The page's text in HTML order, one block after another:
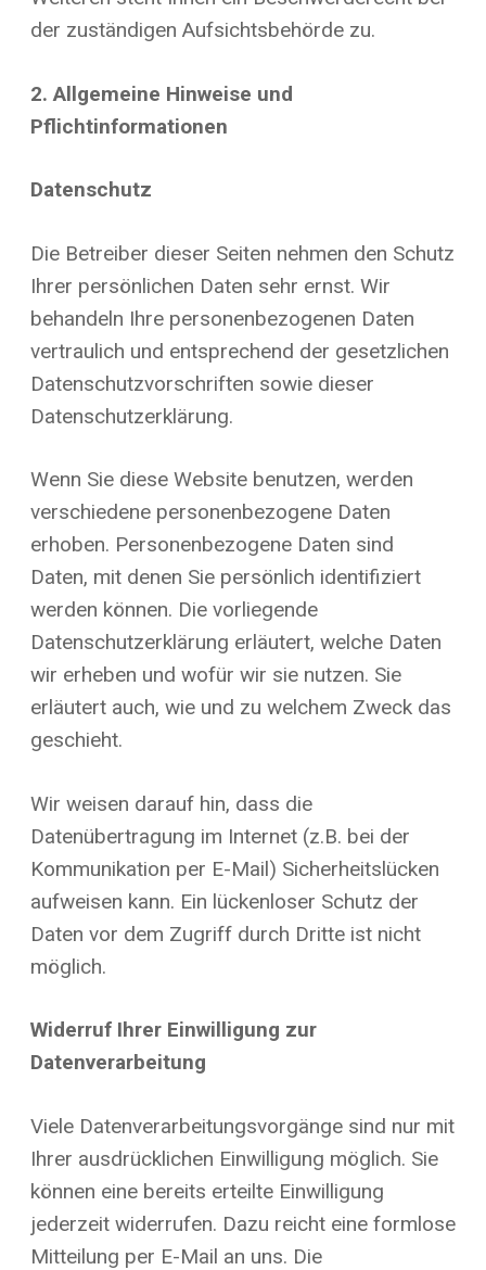
der zuständigen Aufsichtsbehörde zu.
2. Allgemeine Hinweise und
Pflichtinformationen
Datenschutz
Die Betreiber dieser Seiten nehmen den Schutz
Ihrer persönlichen Daten sehr ernst. Wir
behandeln Ihre personenbezogenen Daten
vertraulich und entsprechend der gesetzlichen
Datenschutzvorschriften sowie dieser
Datenschutzerklärung.
Wenn Sie diese Website benutzen, werden
verschiedene personenbezogene Daten
erhoben. Personenbezogene Daten sind
Daten, mit denen Sie persönlich identifiziert
werden können. Die vorliegende
Datenschutzerklärung erläutert, welche Daten
wir erheben und wofür wir sie nutzen. Sie
erläutert auch, wie und zu welchem Zweck das
geschieht.
Wir weisen darauf hin, dass die
Datenübertragung im Internet (z.B. bei der
Kommunikation per E-Mail) Sicherheitslücken
aufweisen kann. Ein lückenloser Schutz der
Daten vor dem Zugriff durch Dritte ist nicht
möglich.
Widerruf Ihrer Einwilligung zur
Datenverarbeitung
Viele Datenverarbeitungsvorgänge sind nur mit
Ihrer ausdrücklichen Einwilligung möglich. Sie
können eine bereits erteilte Einwilligung
jederzeit widerrufen. Dazu reicht eine formlose
Mitteilung per E-Mail an uns. Die